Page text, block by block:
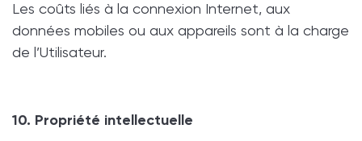
Les coûts liés à la connexion Internet, aux
données mobiles ou aux appareils sont à la charge
de l’Utilisateur.
10. Propriété intellectuelle